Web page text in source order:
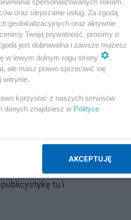
Kaczyński.
protesty
toczy
się realnie
Będzie
idealnie
pełnej
swoje
Zjednoczonej
tu i
Jan
oraz ulepszanie usług. Za zgodą
geolokalizacyjnych oraz aktywnie
Twoją prywatność, prosimy o
jest dobrowolna i zawsze możesz
w lewym dolnym rogu strony
.
ale masz prawo sprzeciwić się
witrynie.
korzystać z naszych serwisów
danych znajdziesz w Polityce
AKCEPTUJĘ